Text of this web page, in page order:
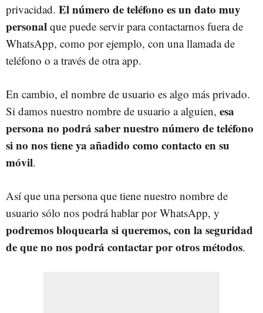
privacidad. El número de teléfono es un dato muy
personal que puede servir para contactarnos fuera de
WhatsApp, como por ejemplo, con una llamada de
teléfono o a través de otra app.
En cambio, el nombre de usuario es algo más privado.
Si damos nuestro nombre de usuario a alguien, esa
persona no podrá saber nuestro número de teléfono
si no nos tiene ya añadido como contacto en su
móvil.
Así que una persona que tiene nuestro nombre de
usuario sólo nos podrá hablar por WhatsApp, y
podremos bloquearla si queremos, con la seguridad
de que no nos podrá contactar por otros métodos.